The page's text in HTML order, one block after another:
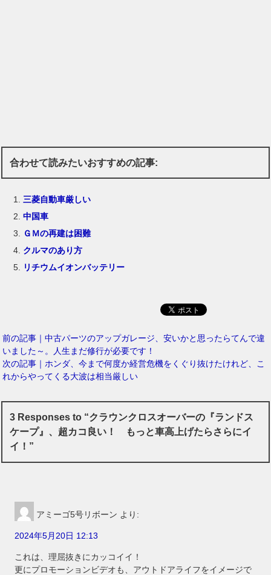
合わせて読みたいおすすめの記事:
三菱自動車厳しい
中国車
ＧＭの再建は困難
クルマのあり方
リチウムイオンバッテリー
前の記事｜中古パーツのアップガレージ、安いかと思ったらてんで違
いました～。人生まだ修行が必要です！
次の記事｜ホンダ、今まで何度か経営危機をくぐり抜けたけれど、こ
れからやってくる大波は相当厳しい
3 Responses to “クラウンクロスオーバーの『ランドス
ケープ』、超カコ良い！ もっと車高上げたらさらにイ
イ！”
アミーゴ5号リボーン より:
2024年5月20日 12:13
これは、理屈抜きにカッコイイ！
更にプロモーションビデオも、アウトドアライフをイメージで